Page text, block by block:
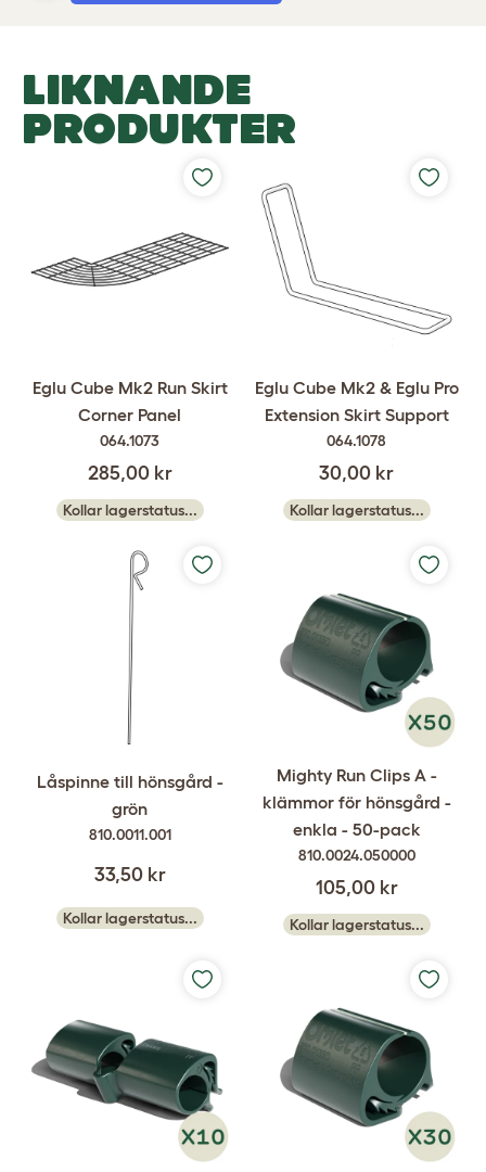
LIKNANDE
PRODUKTER
Eglu Cube Mk2 Run Skirt
Corner Panel
064.1073
285,00 kr
Kollar lagerstatus...
Eglu Cube Mk2 & Eglu Pro
Extension Skirt Support
064.1078
30,00 kr
Kollar lagerstatus...
Låspinne till hönsgård -
grön
810.0011.001
33,50 kr
Kollar lagerstatus...
Mighty Run Clips A -
klämmor för hönsgård -
enkla - 50-pack
810.0024.050000
105,00 kr
Kollar lagerstatus...